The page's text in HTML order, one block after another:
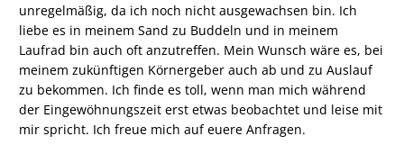
unregelmäßig, da ich noch nicht ausgewachsen bin. Ich
liebe es in meinem Sand zu Buddeln und in meinem
Laufrad bin auch oft anzutreffen. Mein Wunsch wäre es, bei
meinem zukünftigen Körnergeber auch ab und zu Auslauf
zu bekommen. Ich finde es toll, wenn man mich während
der Eingewöhnungszeit erst etwas beobachtet und leise mit
mir spricht. Ich freue mich auf euere Anfragen.